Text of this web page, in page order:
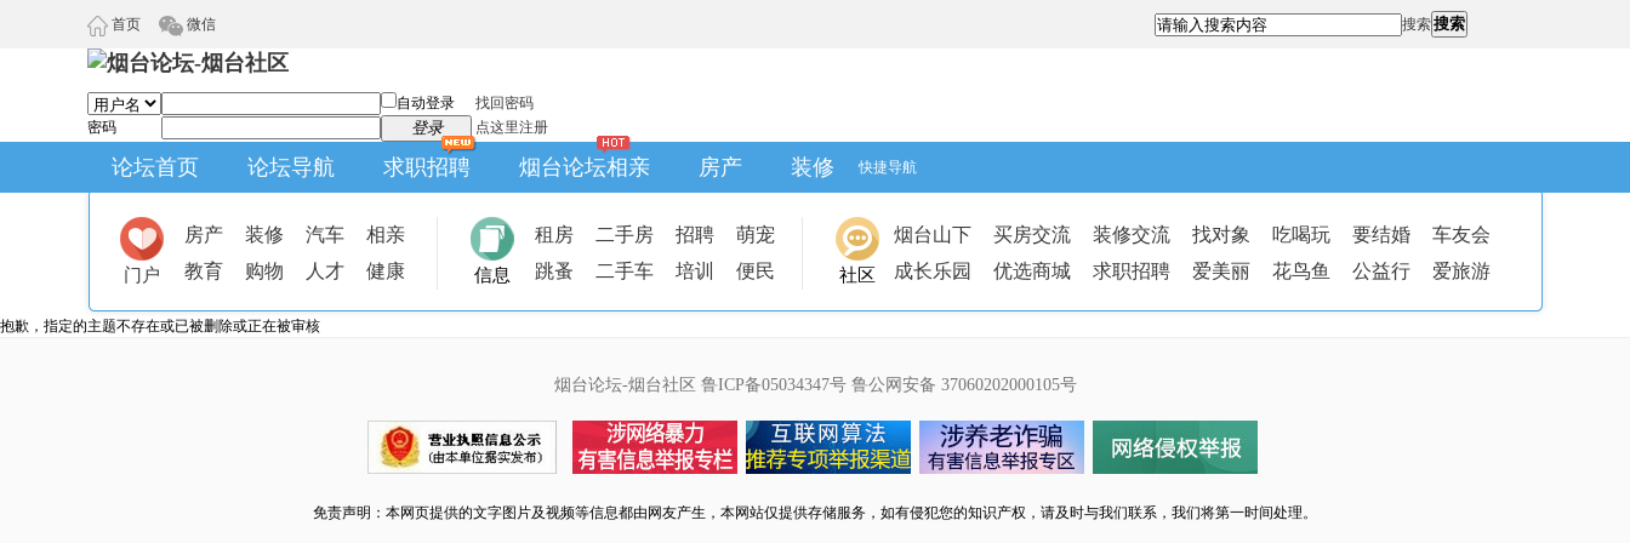
首页 微信 搜索搜索
自动登录
找回密码
密码
登录 点这里注册
论坛首页 论坛导航 求职招聘 烟台论坛相亲 房产 装修 快捷导航
门户
房产 装修 汽车
相亲
教育
购物 人才 健康 信息
租房 二手房 招聘
萌宠
跳蚤
二手车 培训 便民 社区
烟台山下 买房交流 装修交流 找对象 吃喝玩 要结婚
车友会
成长乐园
优选商城 求职招聘 爱美丽 花鸟鱼 公益行 爱旅游
抱歉，指定的主题不存在或已被删除或正在被审核
烟台论坛-烟台社区 鲁ICP备05034347号 鲁公网安备 37060202000105号
免责声明：本网页提供的文字图片及视频等信息都由网友产生，本网站仅提供存储服务，如有侵犯您的知识产权，请及时与我们联系，我们将第一时间处理。